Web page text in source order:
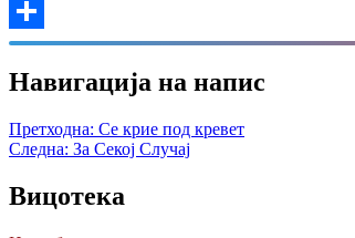
Viber
Share
Навигација на напис
Претходна: Се крие под кревет
Следна: За Секој Случај
Вицотека